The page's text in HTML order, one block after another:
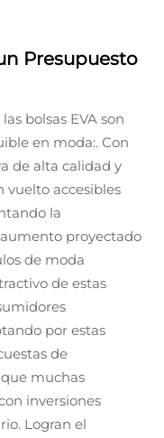
Presupuesto
bolsas EVA son
en moda:. Con
de alta calidad y
vuelto accesibles
la
proyectado
de moda
de estas
por estas
de
muchas
inversiones
Logran el